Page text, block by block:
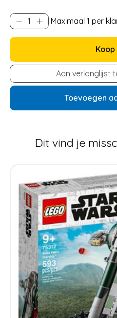
Maximaal 1 per
Koop
Aan verlanglijst
Toevoegen
Dit vind je